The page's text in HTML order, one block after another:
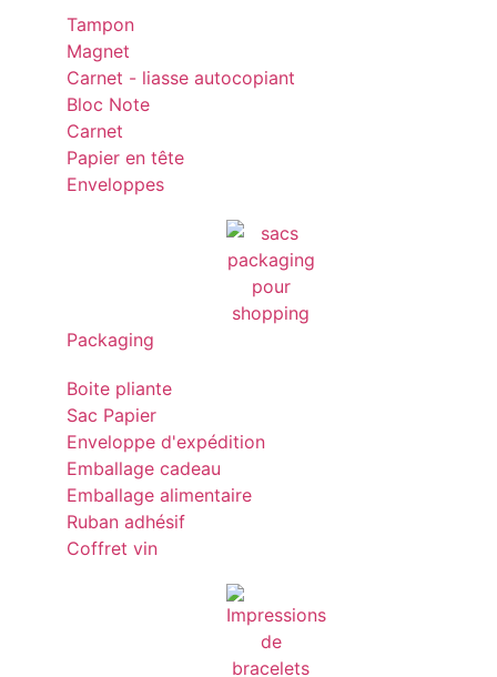
Tampon
Magnet
Carnet - liasse autocopiant
Bloc Note
Carnet
Papier en tête
Enveloppes
Packaging
Boite pliante
Sac Papier
Enveloppe d'expédition
Emballage cadeau
Emballage alimentaire
Ruban adhésif
Coffret vin